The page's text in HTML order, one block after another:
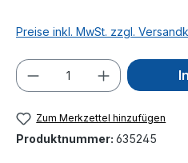
Preise inkl. MwSt. zzgl.
Produkt Anzahl:
Zum Merkzettel hinzufügen
Produktnummer: 635245